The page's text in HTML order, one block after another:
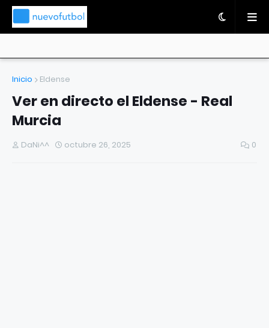
Inicio Eldense
Ver en directo el Eldense - Real
Murcia
DaNi^^ octubre 26, 2025 0